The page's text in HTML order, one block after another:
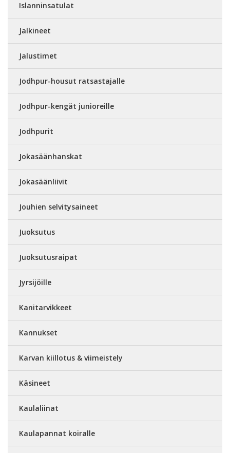
Islanninsatulat
Jalkineet
Jalustimet
Jodhpur-housut ratsastajalle
Jodhpur-kengät junioreille
Jodhpurit
Jokasäänhanskat
Jokasäänliivit
Jouhien selvitysaineet
Juoksutus
Juoksutusraipat
Jyrsijöille
Kanitarvikkeet
Kannukset
Karvan kiillotus & viimeistely
Käsineet
Kaulaliinat
Kaulapannat koiralle